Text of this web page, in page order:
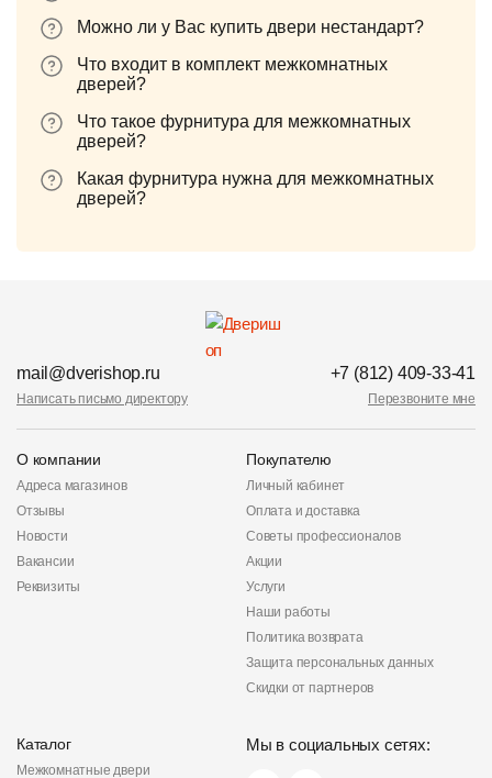
Можно ли у Вас купить двери нестандарт?
Что входит в комплект межкомнатных
дверей?
Что такое фурнитура для межкомнатных
дверей?
Какая фурнитура нужна для межкомнатных
дверей?
mail@dverishop.ru
Написать письмо директору
+7 (812) 409-33-41
Перезвоните мне
О компании
Адреса магазинов
Отзывы
Новости
Вакансии
Реквизиты
Покупателю
Личный кабинет
Оплата и доставка
Советы профессионалов
Акции
Услуги
Наши работы
Политика возврата
Защита персональных данных
Скидки от партнеров
Каталог
Межкомнатные двери
Мы в социальных сетях: